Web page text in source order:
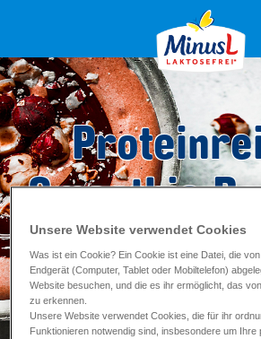
Smoothie
Unsere Website verwendet Cookies
Was ist ein Cookie? Ein Cookie ist eine Datei, die
Endgerät (Computer, Tablet oder Mobiltelefon)
Website besuchen, und die es ihr ermöglicht, das
zu erkennen.
Unsere Website verwendet Cookies, die für ihr
Funktionieren notwendig sind, insbesondere um Ihre